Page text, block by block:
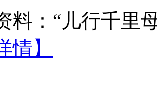
料：“儿行千里
情】